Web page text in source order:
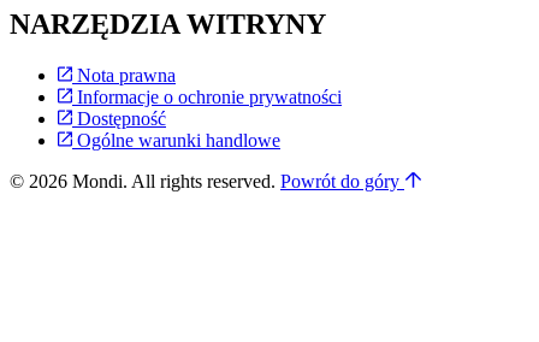
NARZĘDZIA WITRYNY
Nota prawna
Informacje o ochronie prywatności
Dostępność
Ogólne warunki handlowe
© 2026 Mondi. All rights reserved. Powrót do góry